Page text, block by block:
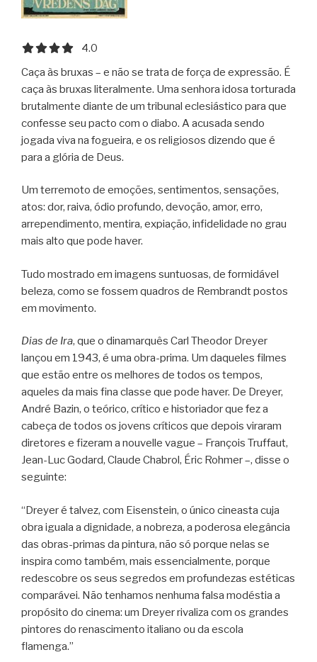
4.0 out of 5.0 stars
4.0
Caça às bruxas – e não se trata de força de expressão. É
caça às bruxas literalmente. Uma senhora idosa torturada
brutalmente diante de um tribunal eclesiástico para que
confesse seu pacto com o diabo. A acusada sendo
jogada viva na fogueira, e os religiosos dizendo que é
para a glória de Deus.
Um terremoto de emoções, sentimentos, sensações,
atos: dor, raiva, ódio profundo, devoção, amor, erro,
arrependimento, mentira, expiação, infidelidade no grau
mais alto que pode haver.
Tudo mostrado em imagens suntuosas, de formidável
beleza, como se fossem quadros de Rembrandt postos
em movimento.
Dias de Ira, que o dinamarquês Carl Theodor Dreyer
lançou em 1943, é uma obra-prima. Um daqueles filmes
que estão entre os melhores de todos os tempos,
aqueles da mais fina classe que pode haver. De Dreyer,
André Bazin, o teórico, crítico e historiador que fez a
cabeça de todos os jovens críticos que depois viraram
diretores e fizeram a nouvelle vague – François Truffaut,
Jean-Luc Godard, Claude Chabrol, Éric Rohmer –, disse o
seguinte:
“Dreyer é talvez, com Eisenstein, o único cineasta cuja
obra iguala a dignidade, a nobreza, a poderosa elegância
das obras-primas da pintura, não só porque nelas se
inspira como também, mais essencialmente, porque
redescobre os seus segredos em profundezas estéticas
comparávei. Não tenhamos nenhuma falsa modéstia a
propósito do cinema: um Dreyer rivaliza com os grandes
pintores do renascimento italiano ou da escola
flamenga.”